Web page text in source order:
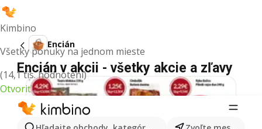
Kimbino
Všetky ponuky na jednom mieste
(14,1 tis. hodnotení)
Otvoriť
Encián
Encián v akcii - všetky akcie a zľavy